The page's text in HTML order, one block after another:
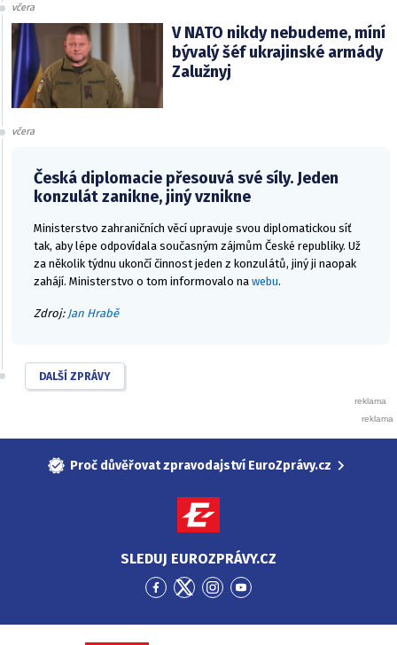
včera
V NATO nikdy nebudeme, míní
bývalý šéf ukrajinské armády
Zalužnyj
včera
Česká diplomacie přesouvá své síly. Jeden
konzulát zanikne, jiný vznikne
Ministerstvo zahraničních věcí upravuje svou diplomatickou síť
tak, aby lépe odpovídala současným zájmům České republiky. Už
za několik týdnu ukončí činnost jeden z konzulátů, jiný ji naopak
zahájí. Ministerstvo o tom informovalo na webu.
Zdroj: Jan Hrabě
DALŠÍ ZPRÁVY
Proč důvěřovat zpravodajství EuroZprávy.cz
SLEDUJ EUROZPRÁVY.CZ
Přejít
Facebook
Přejít
Twitter
Přejít
Instagram
Přejít
YouTube